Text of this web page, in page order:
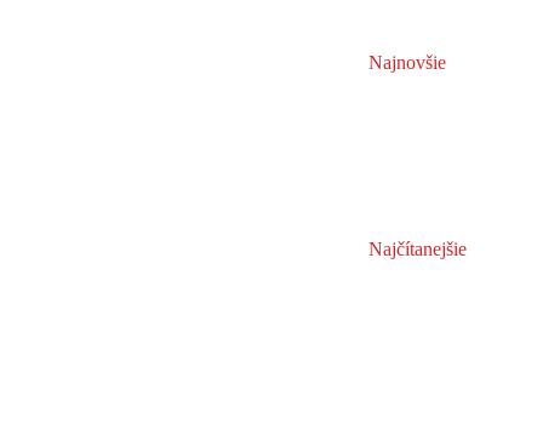
Najnovšie
Najčítanejšie